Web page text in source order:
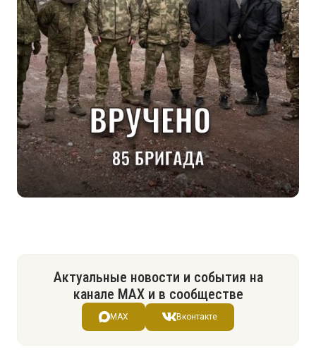
Актуальные новости и события на
канале МАХ и в сообществе
MAX Вконтакте